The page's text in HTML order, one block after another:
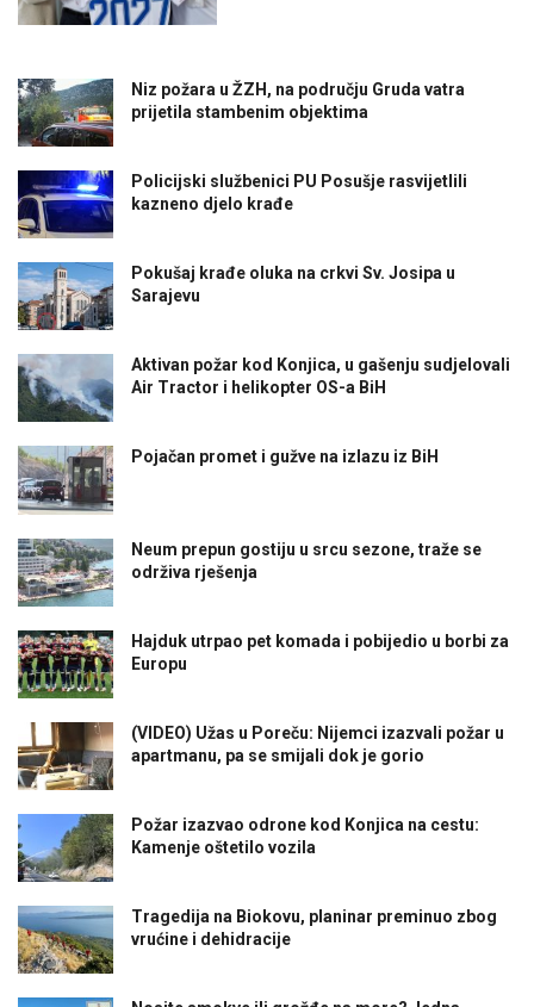
Niz požara u ŽZH, na području Gruda vatra
prijetila stambenim objektima
Policijski službenici PU Posušje rasvijetlili
kazneno djelo krađe
Pokušaj krađe oluka na crkvi Sv. Josipa u
Sarajevu
Aktivan požar kod Konjica, u gašenju sudjelovali
Air Tractor i helikopter OS-a BiH
Pojačan promet i gužve na izlazu iz BiH
Neum prepun gostiju u srcu sezone, traže se
održiva rješenja
Hajduk utrpao pet komada i pobijedio u borbi za
Europu
(VIDEO) Užas u Poreču: Nijemci izazvali požar u
apartmanu, pa se smijali dok je gorio
Požar izazvao odrone kod Konjica na cestu:
Kamenje oštetilo vozila
Tragedija na Biokovu, planinar preminuo zbog
vrućine i dehidracije